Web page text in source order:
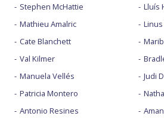
Stephen McHattie
Mathieu Amalric
Cate Blanchett
Val Kilmer
Manuela Vellés
Patricia Montero
Antonio Resines
Lluís
Judi